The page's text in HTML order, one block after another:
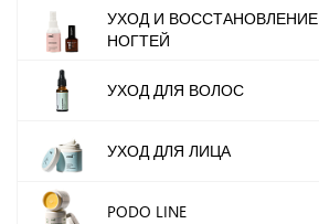
УХОД И ВОССТАНОВЛЕНИЕ
НОГТЕЙ
УХОД ДЛЯ ВОЛОС
УХОД ДЛЯ ЛИЦА
PODO LINE